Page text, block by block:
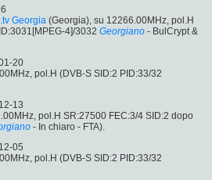
Georgia (Georgia), su 12266.00MHz, pol.H
4]/3032 Georgiano - BulCrypt &
20
pol.H (DVB-S SID:2 PID:33/32
13
pol.H SR:27500 FEC:3/4 SID:2 dopo
- In chiaro - FTA).
05
pol.H (DVB-S SID:2 PID:33/32